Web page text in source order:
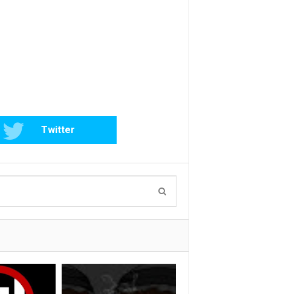
Twitter